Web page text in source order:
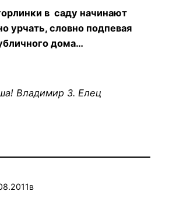
в саду начинают
урчать, словно подпевая
дома…
Владимир З. Елец
в